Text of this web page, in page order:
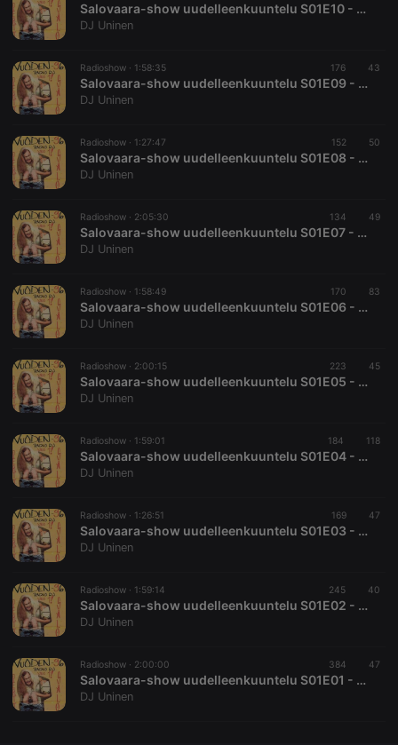
Salovaara-show uudelleenkuuntelu S01E10 - 1993-03
DJ Uninen
Radioshow · 1:58:35 176 43
Salovaara-show uudelleenkuuntelu S01E09 - 1993-03
DJ Uninen
Radioshow · 1:27:47 152 50
Salovaara-show uudelleenkuuntelu S01E08 - 1992-03
DJ Uninen
Radioshow · 2:05:30 134 49
Salovaara-show uudelleenkuuntelu S01E07 - 1993-02
DJ Uninen
Radioshow · 1:58:49 170 83
Salovaara-show uudelleenkuuntelu S01E06 - 1993-02
DJ Uninen
Radioshow · 2:00:15 223 45
Salovaara-show uudelleenkuuntelu S01E05 - 1993-2
DJ Uninen
Radioshow · 1:59:01 184 118
Salovaara-show uudelleenkuuntelu S01E04 - 1993-02
DJ Uninen
Radioshow · 1:26:51 169 47
Salovaara-show uudelleenkuuntelu S01E03 - 1993-01
DJ Uninen
Radioshow · 1:59:14 245 40
Salovaara-show uudelleenkuuntelu S01E02 - 1994-05
DJ Uninen
Radioshow · 2:00:00 384 47
Salovaara-show uudelleenkuuntelu S01E01 - 1994-01
DJ Uninen
Strictly necessary cookies allow core website
functionality such as user login and account
Name
Domain
Expiration Description
cookie
PHPSESSID
PHP.net
1 year
User Login
reseller
days
Saves the
user id who
suggested
CookieScriptConsent
.hearthis.at
days
This cookie is
used by
visitor cookie
consent
Script.com
cookie
Name
Provider /
Expiration Description
Domain
searchtext .hearthis.at Session
Text of